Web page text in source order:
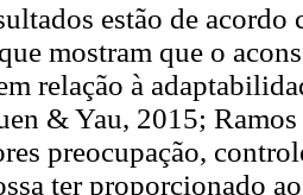
estão de
mostram que o
relação à
& Yau, 2015;
preocupação,
ter proporcionado